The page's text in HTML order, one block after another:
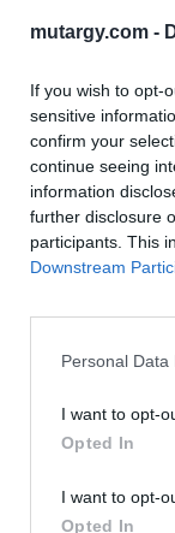
mutargy.com -
If you wish to opt-
sensitive
confirm your
continue seeing
information
further disclosure
participants. This
Downstream
Personal
I want to opt-
Opted In
I want to opt-
Opted In